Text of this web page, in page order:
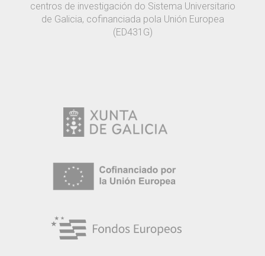
centros de investigación do Sistema Universitario
de Galicia, cofinanciada pola Unión Europea
(ED431G)